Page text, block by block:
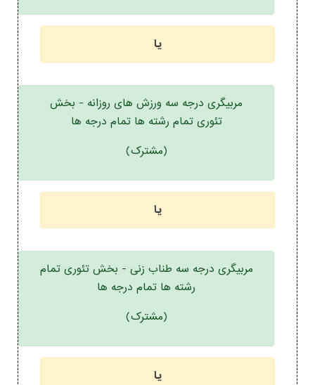
یا
مربیگری درجه سه ورزش های روزانه - بخش
تئوری تمام رشته ها تمام درجه ها
(مشترک)
یا
مربیگری درجه سه طناب زنی - بخش تئوری تمام
رشته ها تمام درجه ها
(مشترک)
یا